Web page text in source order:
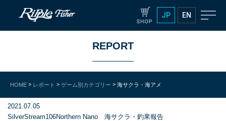
JP EN
REPORT
HOME > レポート > ゲーム別カテゴリー > 海サクラ・海アメ
2021.07.05
SilverStream106Northern Nano 海サクラ・釣果報告